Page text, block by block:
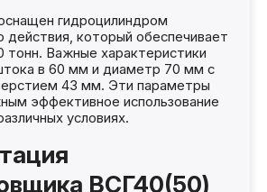
гидроцилиндром
действия, который обеспечивает
Важные характеристики
в 60 мм и диаметр 70 мм с
43 мм. Эти параметры
эффективное использование
условиях.
ВСГ40(50)